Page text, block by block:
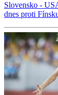
Slovensko -
dnes proti